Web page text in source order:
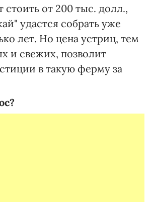
от 200 тыс. долл.,
удастся собрать уже
лет. Но цена устриц, тем
и свежих, позволит
в такую ферму за